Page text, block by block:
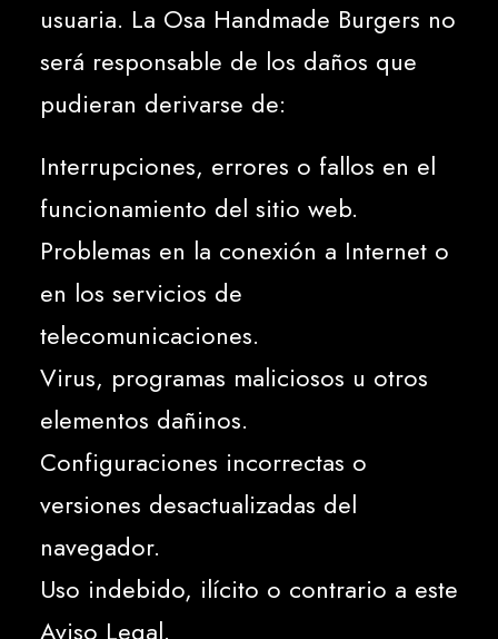
usuaria. La Osa Handmade Burgers no
será responsable de los daños que
pudieran derivarse de:
Interrupciones, errores o fallos en el
funcionamiento del sitio web.
Problemas en la conexión a Internet o
en los servicios de
telecomunicaciones.
Virus, programas maliciosos u otros
elementos dañinos.
Configuraciones incorrectas o
versiones desactualizadas del
navegador.
Uso indebido, ilícito o contrario a este
Aviso Legal.